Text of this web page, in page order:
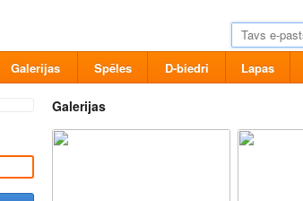
Galerijas Spēles D-biedri Lapas
Galerijas